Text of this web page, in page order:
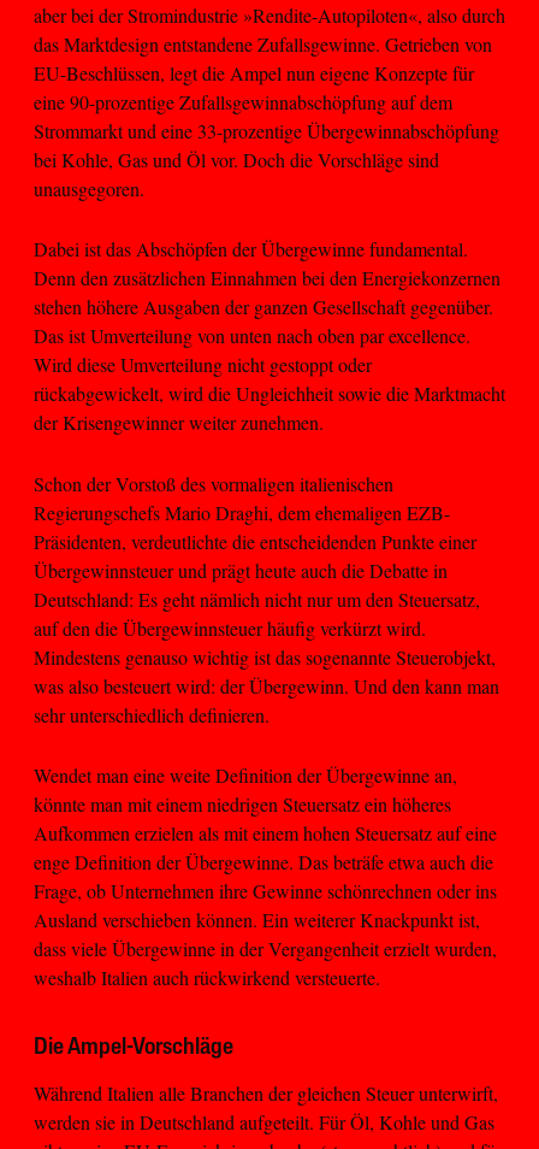
aber bei der Stromindustrie »Rendite-Autopiloten«, also durch
das Marktdesign entstandene Zufallsgewinne. Getrieben von
EU-Beschlüssen, legt die Ampel nun eigene Konzepte für
eine 90-prozentige Zufallsgewinnabschöpfung auf dem
Strommarkt und eine 33-prozentige Übergewinnabschöpfung
bei Kohle, Gas und Öl vor. Doch die Vorschläge sind
unausgegoren.
Dabei ist das Abschöpfen der Übergewinne fundamental.
Denn den zusätzlichen Einnahmen bei den Energiekonzernen
stehen höhere Ausgaben der ganzen Gesellschaft gegenüber.
Das ist Umverteilung von unten nach oben par excellence.
Wird diese Umverteilung nicht gestoppt oder
rückabgewickelt, wird die Ungleichheit sowie die Marktmacht
der Krisengewinner weiter zunehmen.
Schon der Vorstoß des vormaligen italienischen
Regierungschefs Mario Draghi, dem ehemaligen EZB-
Präsidenten, verdeutlichte die entscheidenden Punkte einer
Übergewinnsteuer und prägt heute auch die Debatte in
Deutschland: Es geht nämlich nicht nur um den Steuersatz,
auf den die Übergewinnsteuer häufig verkürzt wird.
Mindestens genauso wichtig ist das sogenannte Steuerobjekt,
was also besteuert wird: der Übergewinn. Und den kann man
sehr unterschiedlich definieren.
Wendet man eine weite Definition der Übergewinne an,
könnte man mit einem niedrigen Steuersatz ein höheres
Aufkommen erzielen als mit einem hohen Steuersatz auf eine
enge Definition der Übergewinne. Das beträfe etwa auch die
Frage, ob Unternehmen ihre Gewinne schönrechnen oder ins
Ausland verschieben können. Ein weiterer Knackpunkt ist,
dass viele Übergewinne in der Vergangenheit erzielt wurden,
weshalb Italien auch rückwirkend versteuerte.
Die Ampel-Vorschläge
Während Italien alle Branchen der gleichen Steuer unterwirft,
werden sie in Deutschland aufgeteilt. Für Öl, Kohle und Gas